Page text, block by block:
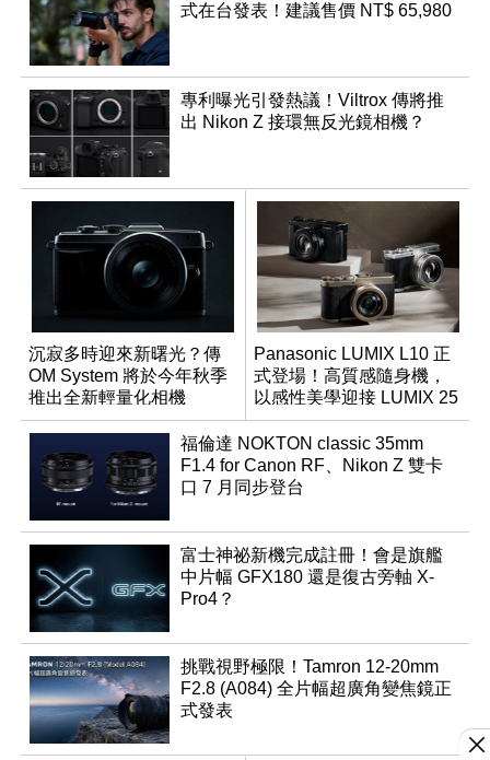
式在台發表！建議售價 NT$ 65,980
專利曝光引發熱議！Viltrox 傳將推
出 Nikon Z 接環無反光鏡相機？
沉寂多時迎來新曙光？傳
OM System 將於今年秋季
推出全新輕量化相機
Panasonic LUMIX L10 正
式登場！高質感隨身機，
以感性美學迎接 LUMIX 25
週年
福倫達 NOKTON classic 35mm
F1.4 for Canon RF、Nikon Z 雙卡
口 7 月同步登台
富士神祕新機完成註冊！會是旗艦
中片幅 GFX180 還是復古旁軸 X-
Pro4？
挑戰視野極限！Tamron 12-20mm
F2.8 (A084) 全片幅超廣角變焦鏡正
式發表